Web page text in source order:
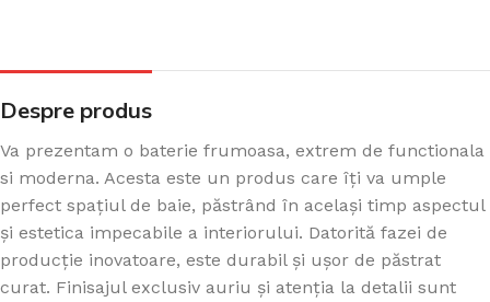
Despre produs
Va prezentam o baterie frumoasa, extrem de functionala
si moderna. Acesta este un produs care îți va umple
perfect spațiul de baie, păstrând în același timp aspectul
și estetica impecabile a interiorului. Datorită fazei de
producție inovatoare, este durabil și ușor de păstrat
curat. Finisajul exclusiv auriu și atenția la detalii sunt